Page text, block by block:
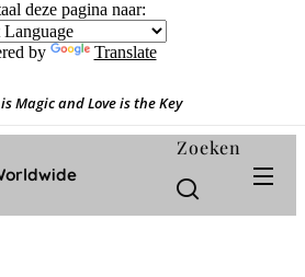
deze pagina naar:
by Translate
Magic and Love is the Key❤️
Zoeken